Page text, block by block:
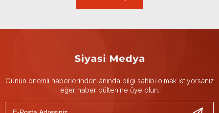
Günün önemli haberlerinden anında bilgi sahibi olmak istiyorsanız
eğer haber bültenine üye olun.